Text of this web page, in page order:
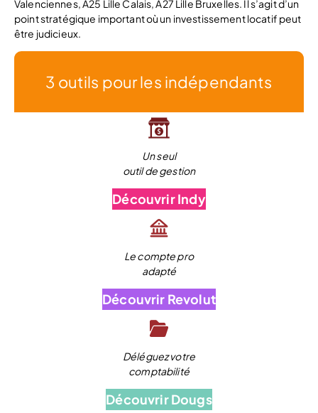
Valenciennes, A25 Lille Calais, A27 Lille Bruxelles. Il s’agit d’un
point stratégique important où un investissement locatif peut
être judicieux.
3 outils pour les indépendants
Un seul
outil de gestion
Découvrir Indy
Le compte pro
adapté
Découvrir Revolut
Déléguez votre
comptabilité
Découvrir Dougs